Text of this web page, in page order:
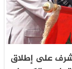
على إطلاق